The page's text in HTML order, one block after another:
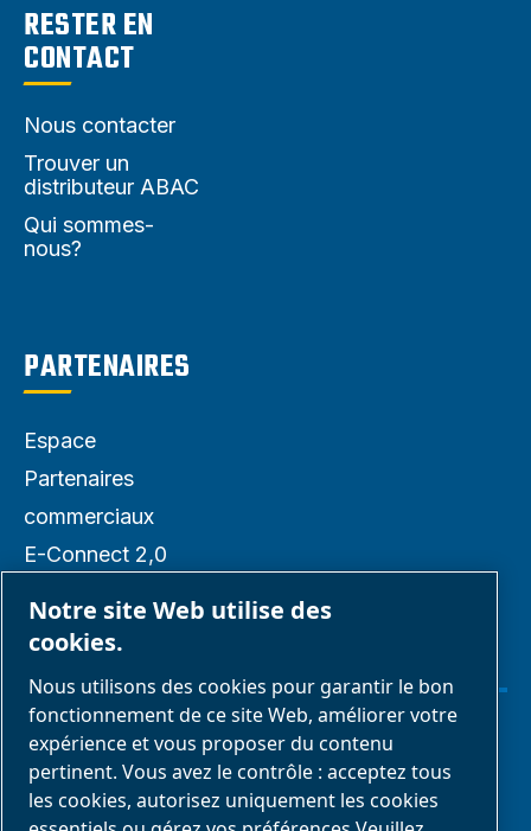
RESTER EN
CONTACT
Nous contacter
Trouver un
distributeur ABAC
Qui sommes-
nous?
PARTENAIRES
Espace
Partenaires
commerciaux
E-Connect 2,0
Galerie média
Gérer les cookies
Mentions légales & Politique de confidentialité
Notre site Web utilise des
cookies.
Nous utilisons des cookies pour garantir le bon
fonctionnement de ce site Web, améliorer votre
expérience et vous proposer du contenu
pertinent. Vous avez le contrôle : acceptez tous
les cookies, autorisez uniquement les cookies